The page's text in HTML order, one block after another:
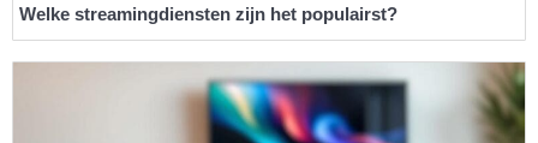
Welke streamingdiensten zijn het populairst?